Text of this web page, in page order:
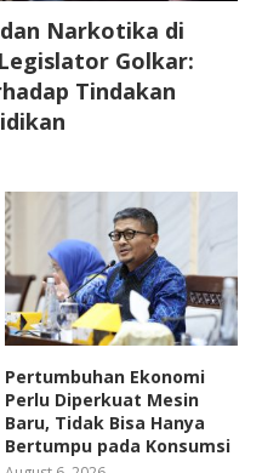
Narkotika di
Golkar:
Tindakan
Pertumbuhan Ekonomi
Perlu Diperkuat Mesin
Baru, Tidak Bisa Hanya
Bertumpu pada Konsumsi